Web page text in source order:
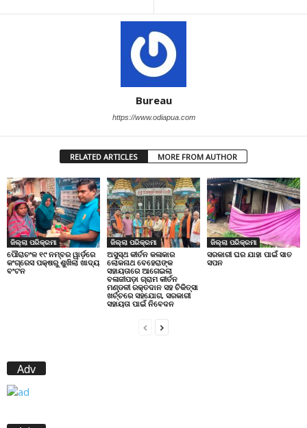
Bureau
https://www.odiapua.com
RELATED ARTICLES MORE FROM AUTHOR
ଜିଲ୍ଲା ପରିକ୍ରମା
ପୌରାଚଂଳ ୧୯ ନମ୍ବର ୱାର୍ଡ଼ରେ
କଂଗ୍ରେସ ପକ୍ଷରୁ ଶୁଖିଲା ଖାଦ୍ୟ
ବଂଟନ
ଜିଲ୍ଲା ପରିକ୍ରମା
ଅସୁସ୍ଥ କୀର୍ତନ କଳାକାର
ଲୋକନାଥ ବେହେରାଙ୍କ
ସହାୟତାରେ ଆଗେଇଲା
ବଳାଜୀପଡ଼ା ଗ୍ରାମ କୀର୍ତନ
ମଣ୍ଡଳୀ ରକ୍ତଦାନ ସହ ଚିକିତ୍ସା
ଖର୍ଚ୍ଚରେ ସହଯୋଗ, ସରକାରୀ
ସହାୟତା ପାଇଁ ନିବେଦନ
ଜିଲ୍ଲା ପରିକ୍ରମା
ସରକାରୀ ଘର ଯାହା ପାଇଁ ସାତ
ସପନ
Adv